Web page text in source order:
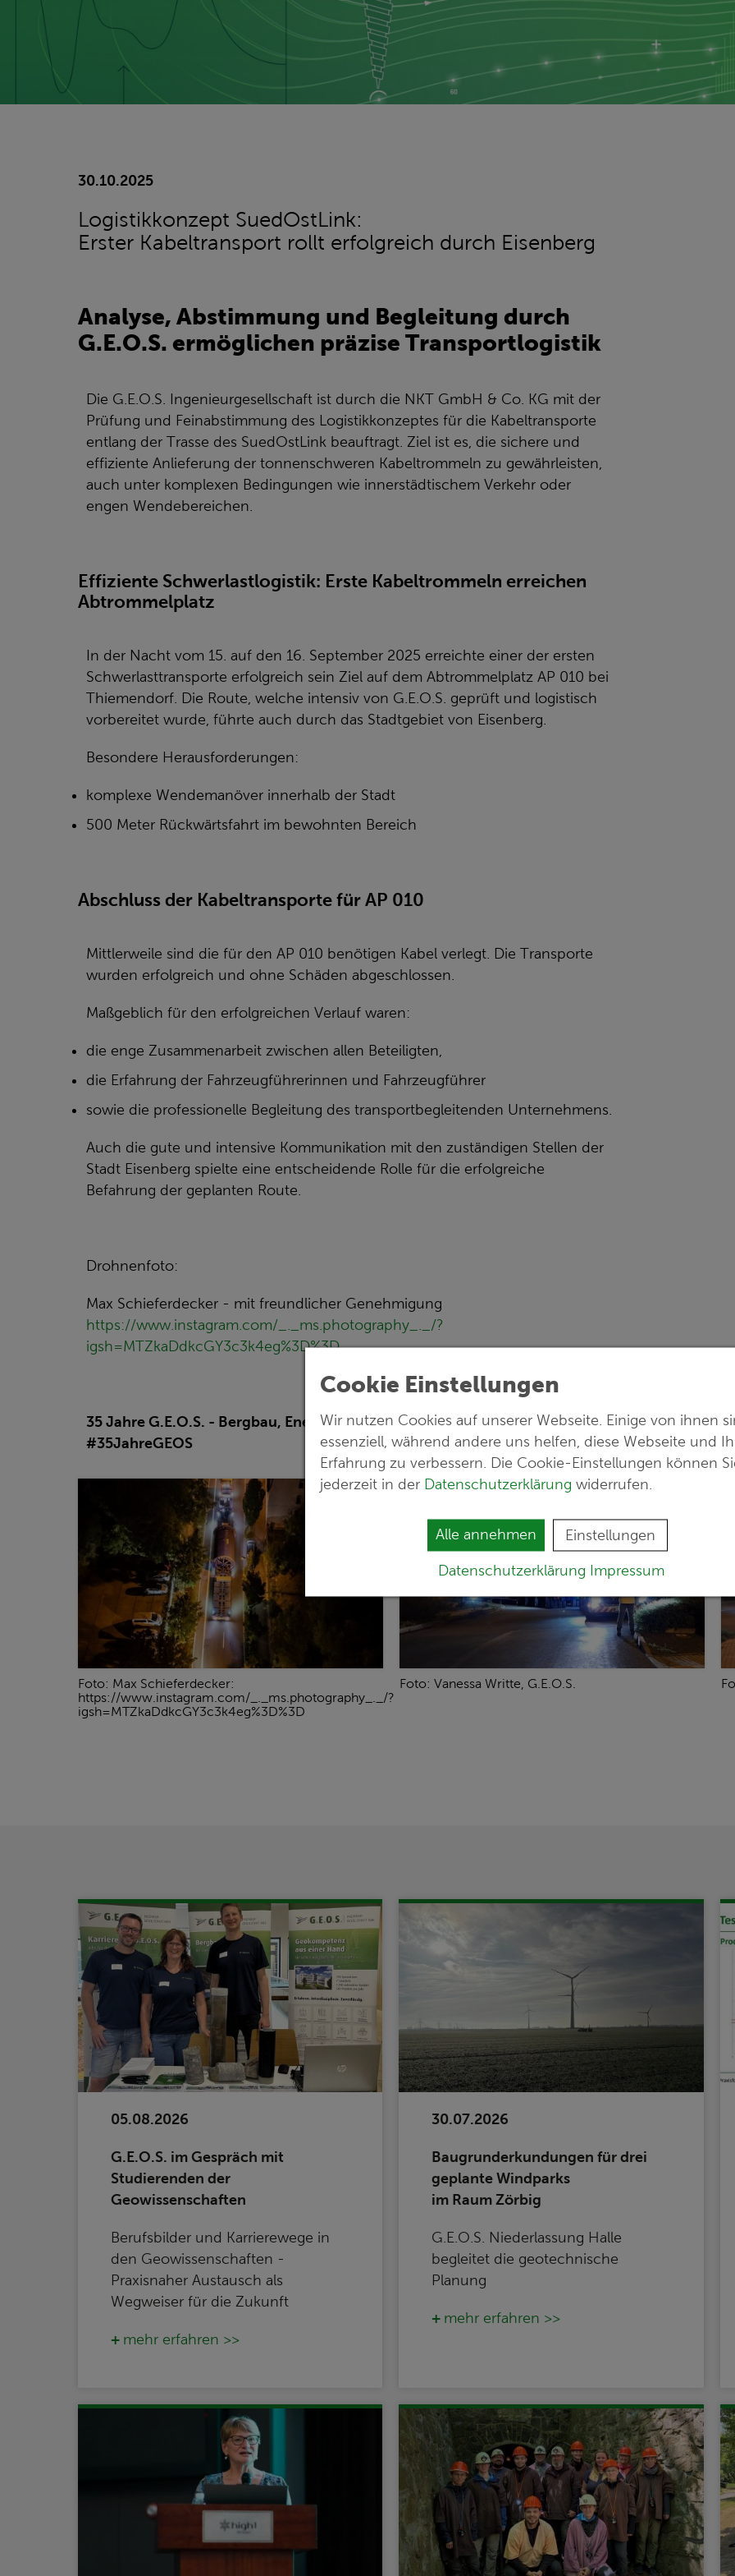
Cookie Einstellungen
Wir nutzen Cookies auf unserer Webseite. Einige von ihnen
essenziell, während andere uns helfen, diese Webseite und
Erfahrung zu verbessern. Die Cookie-Einstellungen können
jederzeit in der Datenschutzerklärung widerrufen.
Alle annehmen Einstellungen
Datenschutzerklärung Impressum
30.10.2025
Logistikkonzept SuedOstLink:
Erster Kabeltransport rollt erfolgreich durch Eisenberg
Analyse, Abstimmung und Begleitung durch
G.E.O.S. ermöglichen präzise Transportlogistik
Die G.E.O.S. Ingenieurgesellschaft ist durch die NKT GmbH & Co. KG mit der
Prüfung und Feinabstimmung des Logistikkonzeptes für die Kabeltransporte
entlang der Trasse des SuedOstLink beauftragt. Ziel ist es, die sichere und
effiziente Anlieferung der tonnenschweren Kabeltrommeln zu gewährleisten,
auch unter komplexen Bedingungen wie innerstädtischem Verkehr oder
engen Wendebereichen.
Effiziente Schwerlastlogistik: Erste Kabeltrommeln erreichen
Abtrommelplatz
In der Nacht vom 15. auf den 16. September 2025 erreichte einer der ersten
Schwerlasttransporte erfolgreich sein Ziel auf dem Abtrommelplatz AP 010 bei
Thiemendorf. Die Route, welche intensiv von G.E.O.S. geprüft und logistisch
vorbereitet wurde, führte auch durch das Stadtgebiet von Eisenberg.
Besondere Herausforderungen:
komplexe Wendemanöver innerhalb der Stadt
500 Meter Rückwärtsfahrt im bewohnten Bereich
Abschluss der Kabeltransporte für AP 010
Mittlerweile sind die für den AP 010 benötigen Kabel verlegt. Die Transporte
wurden erfolgreich und ohne Schäden abgeschlossen.
Maßgeblich für den erfolgreichen Verlauf waren:
die enge Zusammenarbeit zwischen allen Beteiligten,
die Erfahrung der Fahrzeugführerinnen und Fahrzeugführer
sowie die professionelle Begleitung des transportbegleitenden Unternehmens.
Auch die gute und intensive Kommunikation mit den zuständigen Stellen der
Stadt Eisenberg spielte eine entscheidende Rolle für die erfolgreiche
Befahrung der geplanten Route.
Drohnenfoto:
Max Schieferdecker - mit freundlicher Genehmigung
https://www.instagram.com/_._ms.photography_._/?
igsh=MTZkaDdkcGY3c3k4eg%3D%3D
35 Jahre G.E.O.S. - Bergbau, Energie, Umwelt und Infrastruktur.
#35JahreGEOS
Foto: Max Schieferdecker:
https://www.instagram.com/_._ms.photography_._/?
igsh=MTZkaDdkcGY3c3k4eg%3D%3D
Foto: Vanessa Writte, G.E.O.S.
05.08.2026
G.E.O.S. im Gespräch mit
Studierenden der
Geowissenschaften
Berufsbilder und Karrierewege in
den Geowissenschaften -
Praxisnaher Austausch als
Wegweiser für die Zukunft
mehr erfahren >>
30.07.2026
Baugrunderkundungen für drei
geplante Windparks
im Raum Zörbig
G.E.O.S. Niederlassung Halle
begleitet die geotechnische
Planung
mehr erfahren >>